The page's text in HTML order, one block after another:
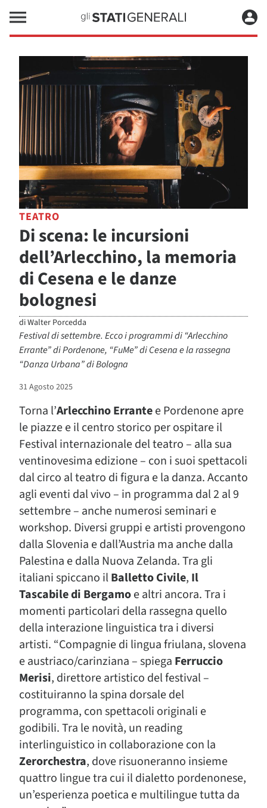
TEATRO
Di scena: le incursioni
dell’Arlecchino, la memoria
di Cesena e le danze
bolognesi
diWalter Porcedda
Festival di settembre. Ecco i programmi di “Arlecchino
Errante” di Pordenone, “FuMe” di Cesena e la rassegna
“Danza Urbana” di Bologna
31 Agosto 2025
Torna l’Arlecchino Errantee Pordenone apre
le piazze e il centro storico per ospitare il
Festival internazionale del teatro – alla sua
ventinovesima edizione – con i suoi spettacoli
dal circo al teatro di figura e la danza. Accanto
agli eventi dal vivo – in programma dal 2 al 9
settembre – anche numerosi seminari e
workshop. Diversi gruppi e artisti provengono
dalla Slovenia e dall’Austria ma anche dalla
Palestina e dalla Nuova Zelanda. Tra gli
italiani spiccano ilBalletto Civile, Il
Tascabile di Bergamoe altri ancora. Tra i
momenti particolari della rassegna quello
della interazione linguistica tra i diversi
artisti. “Compagnie di lingua friulana, slovena
e austriaco/carinziana – spiega Ferruccio
Merisi, direttore artistico del festival –
costituiranno la spina dorsale del
programma, con spettacoli originali e
godibili. Tra le novità, un reading
interlinguistico in collaborazione con la
Zerorchestra, dove risuoneranno insieme
quattro lingue tra cui il dialetto pordenonese,
un’esperienza poetica e multilingue tutta da